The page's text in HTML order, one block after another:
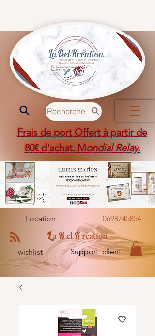
Recherche
Frais de port Offert à partir de
80€ d'achat. Mondial Relay.
Location 0698745854
LaBelKreation
wishlist Support client